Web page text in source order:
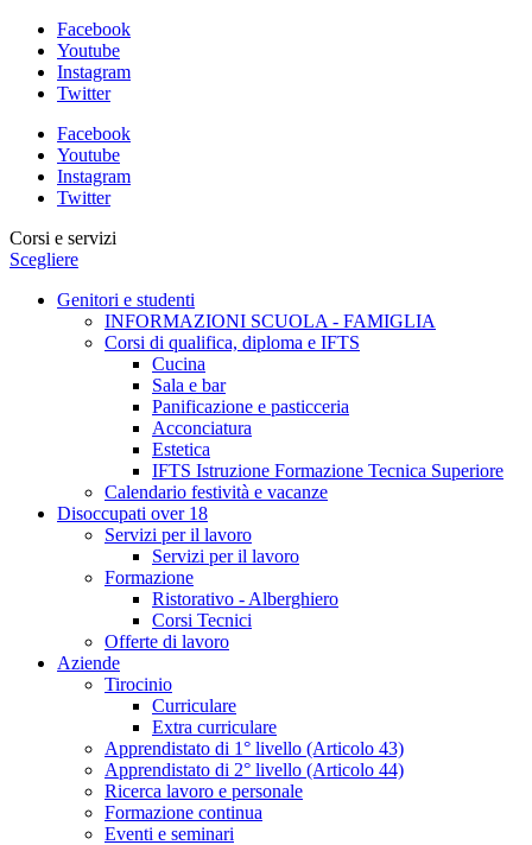
Facebook
Youtube
Instagram
Twitter
Facebook
Youtube
Instagram
Twitter
Corsi e servizi
Scegliere
Genitori e studenti
INFORMAZIONI SCUOLA - FAMIGLIA
Corsi di qualifica, diploma e IFTS
Cucina
Sala e bar
Panificazione e pasticceria
Acconciatura
Estetica
IFTS Istruzione Formazione Tecnica Superiore
Calendario festività e vacanze
Disoccupati over 18
Servizi per il lavoro
Servizi per il lavoro
Formazione
Ristorativo - Alberghiero
Corsi Tecnici
Offerte di lavoro
Aziende
Tirocinio
Curriculare
Extra curriculare
Apprendistato di 1° livello (Articolo 43)
Apprendistato di 2° livello (Articolo 44)
Ricerca lavoro e personale
Formazione continua
Eventi e seminari